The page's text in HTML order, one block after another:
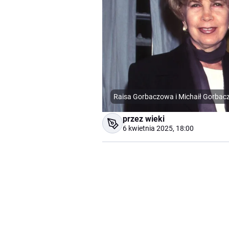
Raisa Gorbaczowa i Michaił
przez wieki
6 kwietnia 2025, 18:00